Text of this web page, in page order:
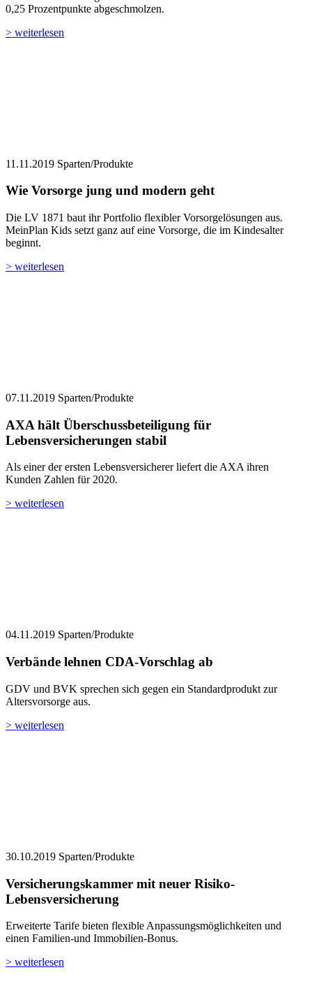
0,25 Prozentpunkte abgeschmolzen.
> weiterlesen
11.11.2019 Sparten/Produkte
Wie Vorsorge jung und modern geht
Die LV 1871 baut ihr Portfolio flexibler Vorsorgelösungen aus.
MeinPlan Kids setzt ganz auf eine Vorsorge, die im Kindesalter
beginnt.
> weiterlesen
07.11.2019 Sparten/Produkte
AXA hält Überschussbeteiligung für
Lebensversicherungen stabil
Als einer der ersten Lebensversicherer liefert die AXA ihren
Kunden Zahlen für 2020.
> weiterlesen
04.11.2019 Sparten/Produkte
Verbände lehnen CDA-Vorschlag ab
GDV und BVK sprechen sich gegen ein Standardprodukt zur
Altersvorsorge aus.
> weiterlesen
30.10.2019 Sparten/Produkte
Versicherungskammer mit neuer Risiko-
Lebensversicherung
Erweiterte Tarife bieten flexible Anpassungsmöglichkeiten und
einen Familien-und Immobilien-Bonus.
> weiterlesen